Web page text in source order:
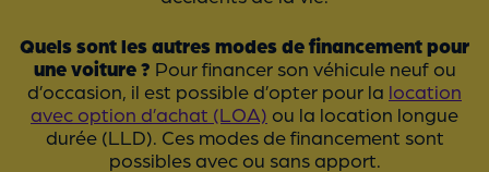
Quels sont les autres modes de financement pour
une voiture ? Pour financer son véhicule neuf ou
d’occasion, il est possible d’opter pour la location
avec option d’achat (LOA) ou la location longue
durée (LLD). Ces modes de financement sont
possibles avec ou sans apport.